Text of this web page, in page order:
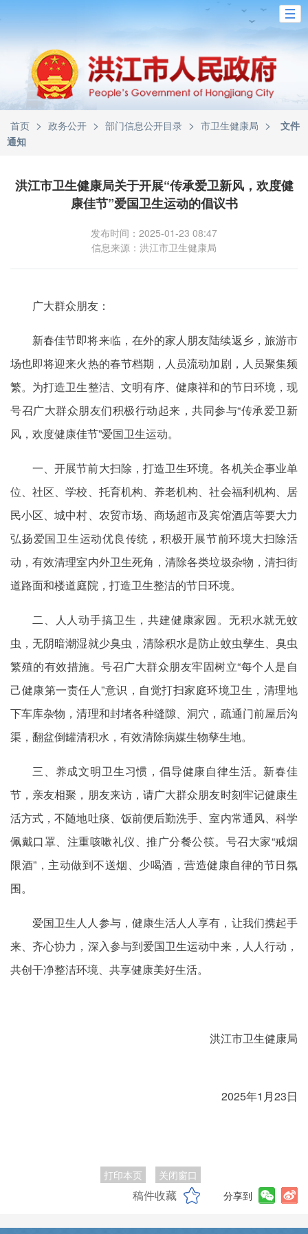
首页 > 政务公开 > 部门信息公开目录 > 市卫生健康局 >
文件
通知
洪江市卫生健康局关于开展“传承爱卫新风，欢度健
康佳节”爱国卫生运动的倡议书
发布时间：2025-01-23 08:47
信息来源：洪江市卫生健康局
广大群众朋友：
新春佳节即将来临，在外的家人朋友陆续返乡，旅游市
场也即将迎来火热的春节档期，人员流动加剧，人员聚集频
繁。为打造卫生整洁、文明有序、健康祥和的节日环境，现
号召广大群众朋友们积极行动起来，共同参与“传承爱卫新
风，欢度健康佳节”爱国卫生运动。
一、开展节前大扫除，打造卫生环境。各机关企事业单
位、社区、学校、托育机构、养老机构、社会福利机构、居
民小区、城中村、农贸市场、商场超市及宾馆酒店等要大力
弘扬爱国卫生运动优良传统，积极开展节前环境大扫除活
动，有效清理室内外卫生死角，清除各类垃圾杂物，清扫街
道路面和楼道庭院，打造卫生整洁的节日环境。
二、人人动手搞卫生，共建健康家园。无积水就无蚊
虫，无阴暗潮湿就少臭虫，清除积水是防止蚊虫孳生、臭虫
繁殖的有效措施。号召广大群众朋友牢固树立“每个人是自
己健康第一责任人”意识，自觉打扫家庭环境卫生，清理地
下车库杂物，清理和封堵各种缝隙、洞穴，疏通门前屋后沟
渠，翻盆倒罐清积水，有效清除病媒生物孳生地。
三、养成文明卫生习惯，倡导健康自律生活。新春佳
节，亲友相聚，朋友来访，请广大群众朋友时刻牢记健康生
活方式，不随地吐痰、饭前便后勤洗手、室内常通风、科学
佩戴口罩、注重咳嗽礼仪、推广分餐公筷。号召大家“戒烟
限酒”，主动做到不送烟、少喝酒，营造健康自律的节日氛
围。
爱国卫生人人参与，健康生活人人享有，让我们携起手
来、齐心协力，深入参与到爱国卫生运动中来，人人行动，
共创干净整洁环境、共享健康美好生活。
洪江市卫生健康局
2025年1月23日
打印本页 关闭窗口
稿件收藏 分享到